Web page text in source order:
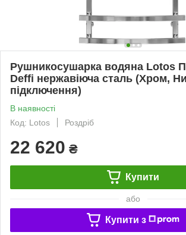
Рушникосушарка водяна Lotos
Deffi нержавіюча сталь (Хром,
підключення)
В наявності
Код: Lotos
Роздріб
22 620 ₴
Купити
або
Купити з